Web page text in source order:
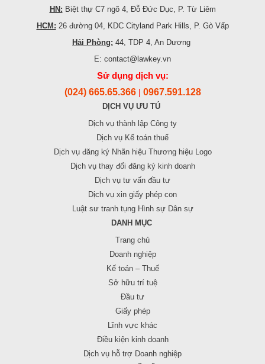
HN: Biệt thự C7 ngõ 4, Đỗ Đức Dục, P. Từ Liêm
HCM: 26 đường 04, KDC Cityland Park Hills, P. Gò Vấp
Hải Phòng: 44, TDP 4, An Dương
E: contact@lawkey.vn
Sử dụng dịch vụ:
(024) 665.65.366 0967.591.128
DỊCH VỤ ƯU TÚ
Dịch vụ thành lập Công ty
Dịch vụ Kế toán thuế
Dịch vụ đăng ký Nhãn hiệu Thương hiệu Logo
Dịch vụ thay đổi đăng ký kinh doanh
Dịch vụ tư vấn đầu tư
Dịch vụ xin giấy phép con
Luật sư tranh tụng Hình sự Dân sự
DANH MỤC
Trang chủ
Doanh nghiệp
Kế toán – Thuế
Sở hữu trí tuệ
Đầu tư
Giấy phép
Lĩnh vực khác
Điều kiện kinh doanh
Dịch vụ hỗ trợ Doanh nghiệp